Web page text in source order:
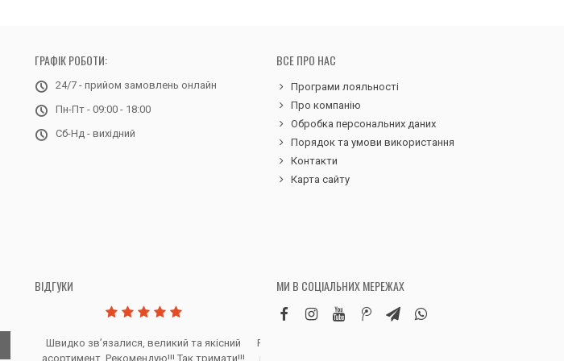
ГРАФІК РОБОТИ:
24/7 - прийом замовлень онлайн
Пн-Пт - 09:00 - 18:00
Сб-Нд - вихідний
ВСЕ ПРО НАС
Програми лояльності
Про компанію
Обробка персональних даних
Порядок та умови використання
Контакти
Карта сайту
ВІДГУКИ
Швидко звʼязалися, великий та якісний
асортимент. Рекомендую!!! Так тримати!!!
Робила замовлення дитячих вельветових
штанів. Дуже вдячна магазину, доставка
МИ В СОЦІАЛЬНИХ МЕРЕЖАХ